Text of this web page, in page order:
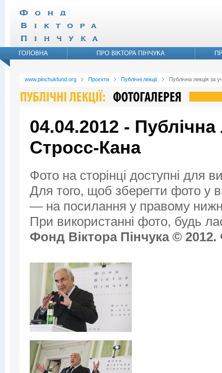
www.pinchukfund.org Проєкти Публічні лекції Публічна лекція за
04.04.2012 - Публічна
Стросс-Кана
Фото на сторінці доступні для
Для того, щоб зберегти фото у
— на посилання у правому
При використанні фото, будь
Фонд Віктора Пінчука ©